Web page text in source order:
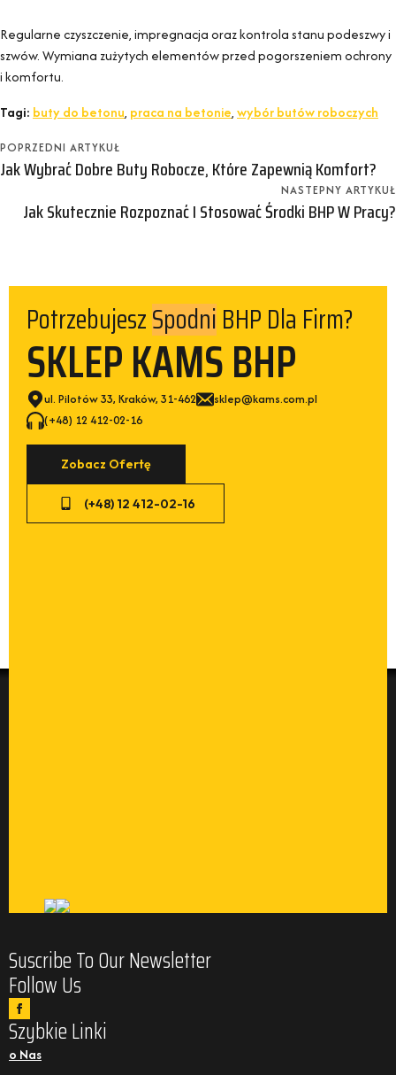
Regularne czyszczenie, impregnacja oraz kontrola stanu podeszwy i
szwów. Wymiana zużytych elementów przed pogorszeniem ochrony
i komfortu.
Tagi: buty do betonu, praca na betonie,wybór butów roboczych
POPRZEDNI ARTYKUŁ
Jak Wybrać Dobre Buty Robocze, Które Zapewnią Komfort?
NASTEPNY ARTYKUŁ
Jak Skutecznie Rozpoznać I Stosować Środki BHP W Pracy?
Potrzebujesz Obuwia BHP Dla Firm?
SKLEP KAMS BHP
ul. Pilotów 33, Kraków, 31-462
sklep@kams.com.pl
(+48) 12 412-02-16
Zobacz Ofertę
(+48) 12 412-02-16
Suscribe To Our Newsletter
Follow Us
Szybkie Linki
o Nas